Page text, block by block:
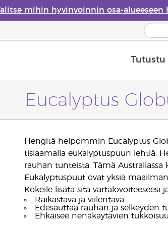
mihin hyvinvoinnin osa-alueeseen
Tutustu
Eucalyptus
Hengitä helpommin Eucalyptus
tislaamalla eukalyptuspuun lehtiä.
rauhan tunteista. Tämä
Eukalyptuspuut ovat yksiä
Kokeile lisätä sitä vartalovoiteeseesi
Raikastava ja viilentävä.
Edesauttaa rauhan ja selkeyden
Ehkäisee nenäkäytävien